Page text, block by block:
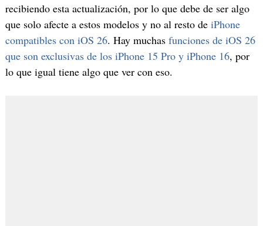
recibiendo esta actualización, por lo que debe de ser algo
que solo afecte a estos modelos y no al resto de iPhone
compatibles con iOS 26. Hay muchas funciones de iOS 26
que son exclusivas de los iPhone 15 Pro y iPhone 16, por
lo que igual tiene algo que ver con eso.